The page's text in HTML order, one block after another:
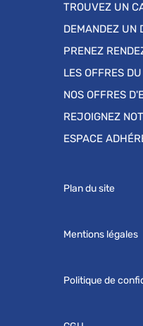
TROUVEZ UN
DEMANDEZ UN
PRENEZ
LES OFFRES
NOS OFFRES
REJOIGNEZ
ESPACE
Plan du site
Mentions légales
Politique de